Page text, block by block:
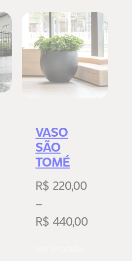
VASO
SÃO
TOMÉ
R$220,00
–
R$440,00